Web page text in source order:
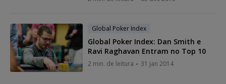
Global Poker Index
Global Poker Index: Dan Smith e
Ravi Raghavan Entram no Top 10
2 min. de leitura 31 jan 2014